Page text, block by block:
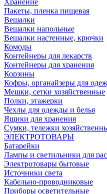
Хранение
Пакеты, пленка пищевая
Вешалки
Вешалки напольные
Вешалки настенные, крючки
Комоды
Контейнеры для лекарств
Контейнеры для хранения
Корзины
Кофры, органайзеры для
Мешки, сетки хозяйственные
Полки, этажерки
Чехлы для одежды и белья
Ящики для хранения
Сумки, тележки
ЭЛЕКТРОТОВАРЫ
Батарейки
Лампы и светильники для
Электротовары бытовые
Источники света
Кабельно-проводниковые
Приборы осветительные